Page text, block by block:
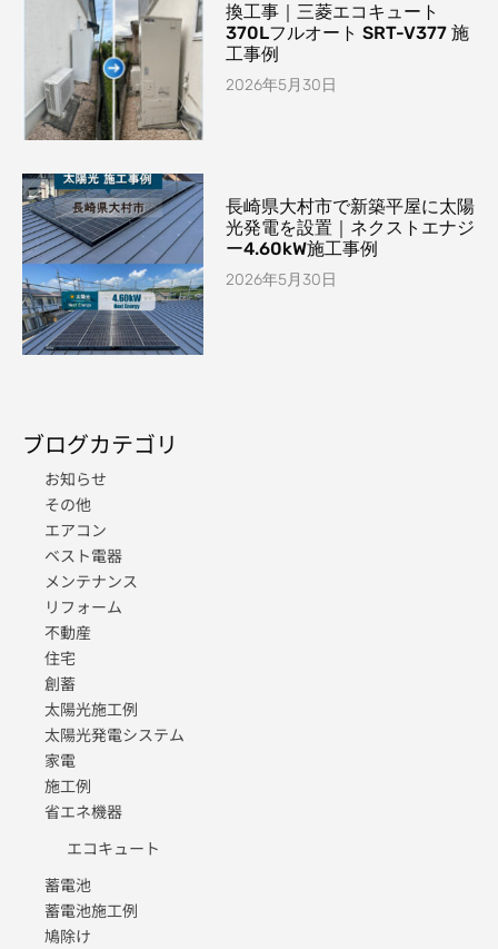
換工事｜三菱エコキュート
370Lフルオート SRT-V377 施
工事例
2026年5月30日
長崎県大村市で新築平屋に太陽
光発電を設置｜ネクストエナジ
ー4.60kW施工事例
2026年5月30日
ブログカテゴリ
お知らせ
その他
エアコン
ベスト電器
メンテナンス
リフォーム
不動産
住宅
創蓄
太陽光施工例
太陽光発電システム
家電
施工例
省エネ機器
エコキュート
蓄電池
蓄電池施工例
鳩除け